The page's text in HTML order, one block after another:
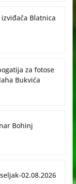
Blatnica
za fotose
Bukvića
Bohinj
02.08.2026